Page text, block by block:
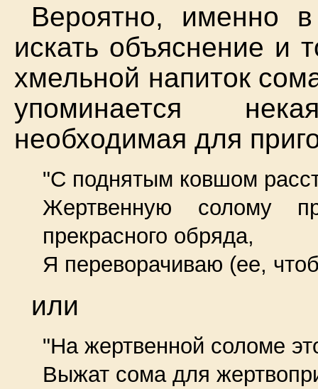
Вероятно, именно в
искать объяснение и
хмельной напиток
упоминается
необходимая для
"С поднятым ковшом
Жертвенную солому
прекрасного обряда,
Я переворачиваю (ее,
или
"На жертвенной соломе
Выжат сома для